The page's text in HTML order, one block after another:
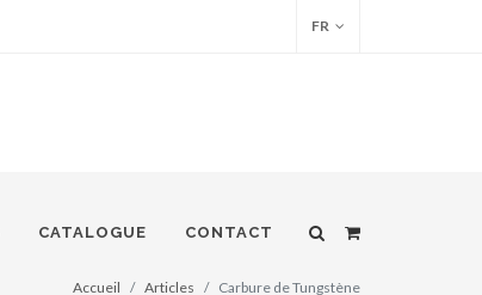
FR
CATALOGUE CONTACT
Accueil Articles Carbure de Tungstène